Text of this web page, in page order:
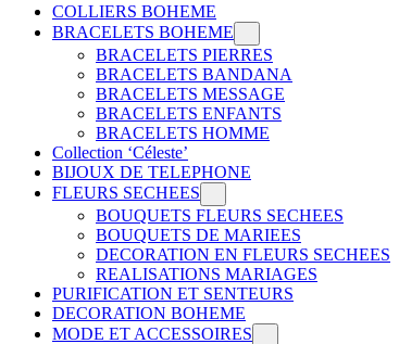
COLLIERS BOHEME
BRACELETS BOHEME
BRACELETS PIERRES
BRACELETS BANDANA
BRACELETS MESSAGE
BRACELETS ENFANTS
BRACELETS HOMME
Collection ‘Céleste’
BIJOUX DE TELEPHONE
FLEURS SECHEES
BOUQUETS FLEURS SECHEES
BOUQUETS DE MARIEES
DECORATION EN FLEURS SECHEES
REALISATIONS MARIAGES
PURIFICATION ET SENTEURS
DECORATION BOHEME
MODE ET ACCESSOIRES